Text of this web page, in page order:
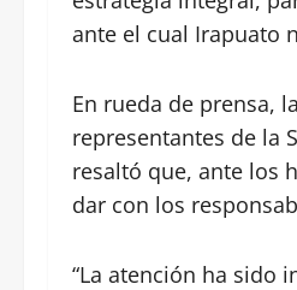
ante el cual Irapuato
En rueda de prensa,
representantes de la
resaltó que, ante los
dar con los
“La atención ha sido